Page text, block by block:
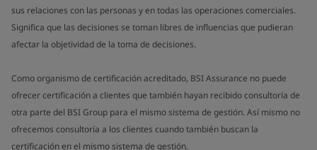
sus relaciones con las personas y en todas las operaciones comerciales.
Significa que las decisiones se toman libres de influencias que pudieran
afectar la objetividad de la toma de decisiones.
Como organismo de certificación acreditado, BSI Assurance no puede
ofrecer certificación a clientes que también hayan recibido consultoría de
otra parte del BSI Group para el mismo sistema de gestión. Así mismo no
ofrecemos consultoría a los clientes cuando también buscan la
certificación en el mismo sistema de gestión.